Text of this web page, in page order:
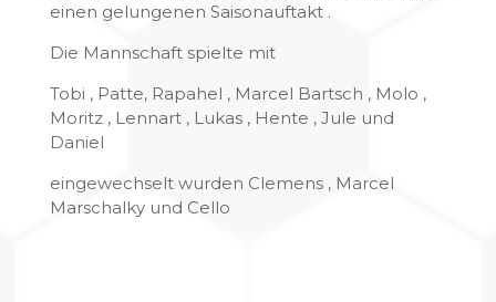
einen gelungenen Saisonauftakt .
Die Mannschaft spielte mit
Tobi , Patte, Rapahel , Marcel Bartsch , Molo ,
Moritz , Lennart , Lukas , Hente , Jule und
Daniel
eingewechselt wurden Clemens , Marcel
Marschalky und Cello